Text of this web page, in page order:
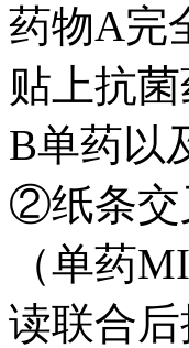
药物A完
贴上抗
B单药以
②纸条交
（单药
读联合